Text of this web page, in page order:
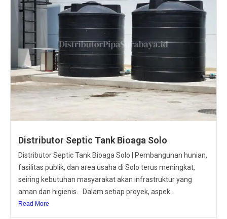
Distributor Septic Tank Bioaga Solo
Distributor Septic Tank Bioaga Solo | Pembangunan hunian,
fasilitas publik, dan area usaha di Solo terus meningkat,
seiring kebutuhan masyarakat akan infrastruktur yang
aman dan higienis. Dalam setiap proyek, aspek...
Read More